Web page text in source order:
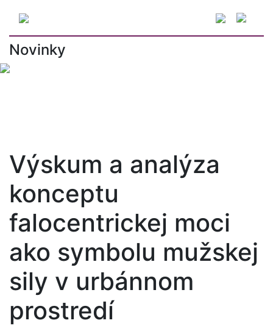
Novinky
Výskum a analýza
konceptu
falocentrickej moci
ako symbolu mužskej
sily v urbánnom
prostredí